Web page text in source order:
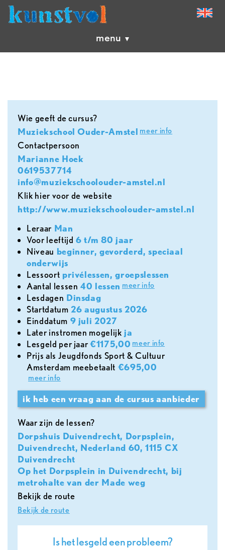
menu
Wie geeft de cursus?
Muziekschool Ouder-Amstel meer info
contactpersoon
Marianne Hoek
0619537714
info@muziekschoolouder-amstel.nl
Klik hier voor de website
http://www.muziekschoolouder-amstel.nl
leraarMan
voor leeftijd 6 t/m 80 jaar
Niveau beginner, gevorderd, speciaal
onderwijs
lessoort privélessen, groepslessen
aantal lessen 40 lessen meer info
lesdagen Dinsdag
Startdatum 26 augustus 2026
Einddatum 9 juli 2027
later instromen mogelijk ja
lesgeld per jaar€1175,00 meer info
Prijs als Jeugdfonds Sport & Cultuur
Amsterdam meebetaalt €695,00
meer info
ik heb een vraag aan de cursus aanbieder
Waar zijn de lessen?
Dorpshuis Duivendrecht, Dorpsplein,
Duivendrecht, Nederland 60, 1115 CX
Duivendrecht
Op het Dorpsplein in Duivendrecht, bij
metrohalte van der Made weg
Bekijk de route
Bekijk de route
Is het lesgeld een probleem?